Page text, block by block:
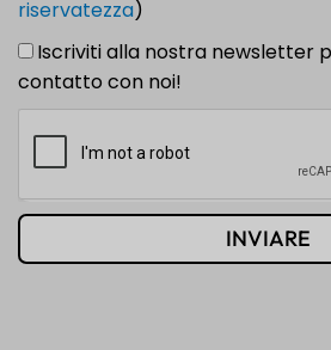
riservatezza)
Iscriviti alla nostra newsletter
contatto con noi!
INVIARE